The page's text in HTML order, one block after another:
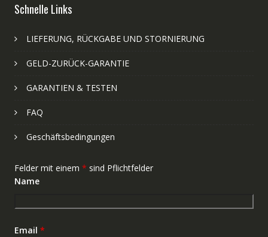
Schnelle Links
LIEFERUNG, RÜCKGABE UND STORNIERUNG
GELD-ZURÜCK-GARANTIE
GARANTIEN & TESTEN
FAQ
Geschäftsbedingungen
Felder mit einem * sind Pflichtfelder
Name
Email *